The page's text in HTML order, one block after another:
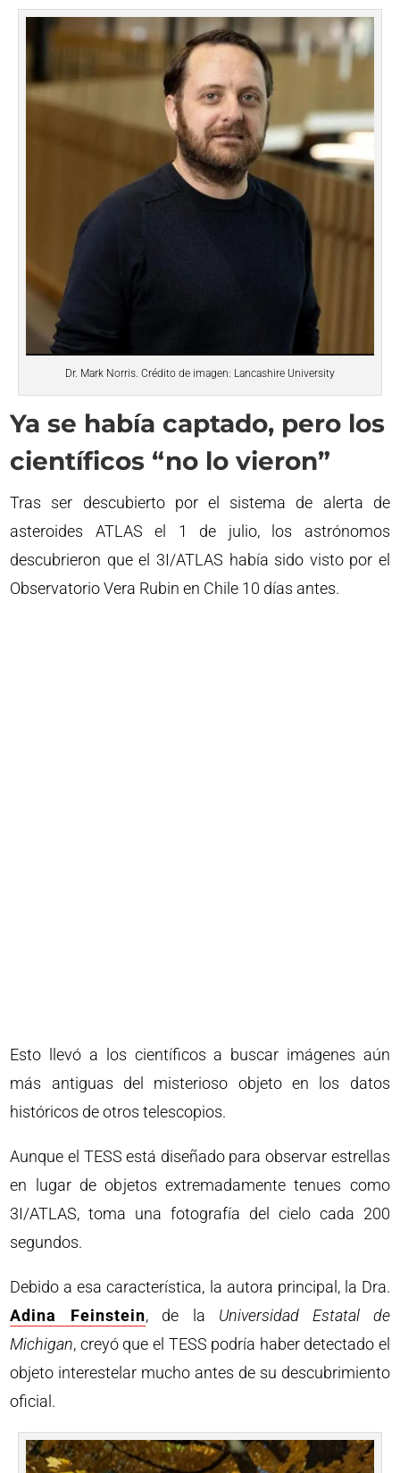
Dr. Mark Norris. Crédito de imagen: Lancashire University
Ya se había captado, pero los
científicos “no lo vieron”
Tras ser descubierto por el sistema de alerta de
asteroides ATLAS el 1 de julio, los astrónomos
descubrieron que el 3I/ATLAS había sido visto por el
Observatorio Vera Rubin en Chile 10 días antes.
Esto llevó a los científicos a buscar imágenes aún
más antiguas del misterioso objeto en los datos
históricos de otros telescopios.
Aunque el TESS está diseñado para observar estrellas
en lugar de objetos extremadamente tenues como
3I/ATLAS, toma una fotografía del cielo cada 200
segundos.
Debido a esa característica, la autora principal, la Dra.
Adina Feinstein, de la Universidad Estatal de
Michigan, creyó que el TESS podría haber detectado el
objeto interestelar mucho antes de su descubrimiento
oficial.